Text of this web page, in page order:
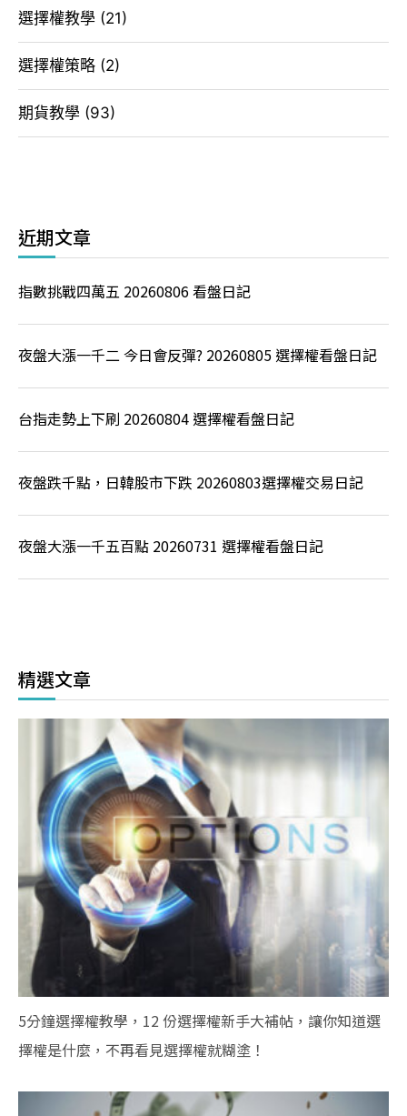
選擇權教學 (21)
選擇權策略 (2)
期貨教學 (93)
近期文章
指數挑戰四萬五 20260806 看盤日記
夜盤大漲一千二 今日會反彈? 20260805 選擇權看盤日記
台指走勢上下刷 20260804 選擇權看盤日記
夜盤跌千點，日韓股市下跌 20260803選擇權交易日記
夜盤大漲一千五百點 20260731 選擇權看盤日記
精選文章
5分鐘選擇權教學，12 份選擇權新手大補帖，讓你知道選
擇權是什麼，不再看見選擇權就糊塗！